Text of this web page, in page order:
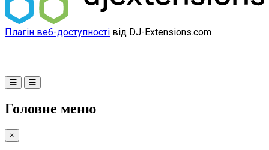
Плагін веб-доступності від DJ-Extensions.com
Головне меню
×